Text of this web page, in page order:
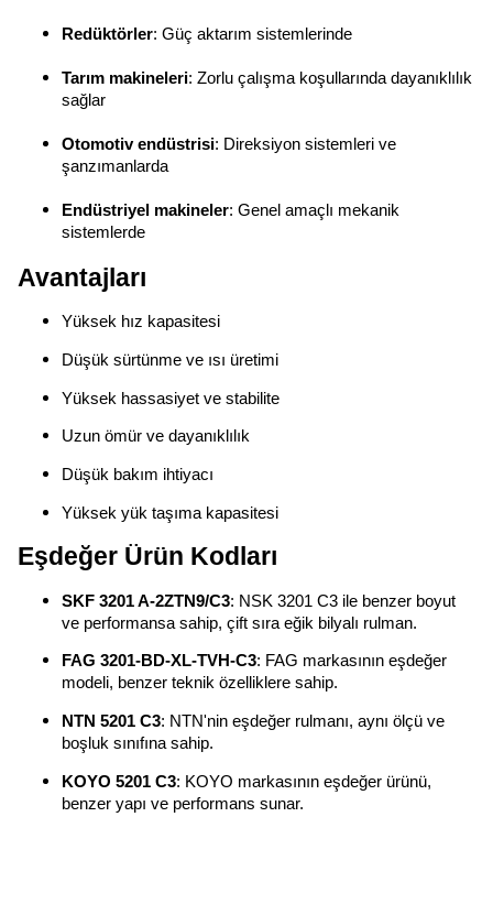
Redüktörler: Güç aktarım sistemlerinde
Tarım makineleri: Zorlu çalışma koşullarında dayanıklılık
sağlar
Otomotiv endüstrisi: Direksiyon sistemleri ve
şanzımanlarda
Endüstriyel makineler: Genel amaçlı mekanik
sistemlerde
Avantajları
Yüksek hız kapasitesi
Düşük sürtünme ve ısı üretimi
Yüksek hassasiyet ve stabilite
Uzun ömür ve dayanıklılık
Düşük bakım ihtiyacı
Yüksek yük taşıma kapasitesi
Eşdeğer Ürün Kodları
SKF 3201 A-2ZTN9/C3: NSK 3201 C3 ile benzer boyut
ve performansa sahip, çift sıra eğik bilyalı rulman.
FAG 3201-BD-XL-TVH-C3: FAG markasının eşdeğer
modeli, benzer teknik özelliklere sahip.
NTN 5201 C3: NTN'nin eşdeğer rulmanı, aynı ölçü ve
boşluk sınıfına sahip.
KOYO 5201 C3: KOYO markasının eşdeğer ürünü,
benzer yapı ve performans sunar.